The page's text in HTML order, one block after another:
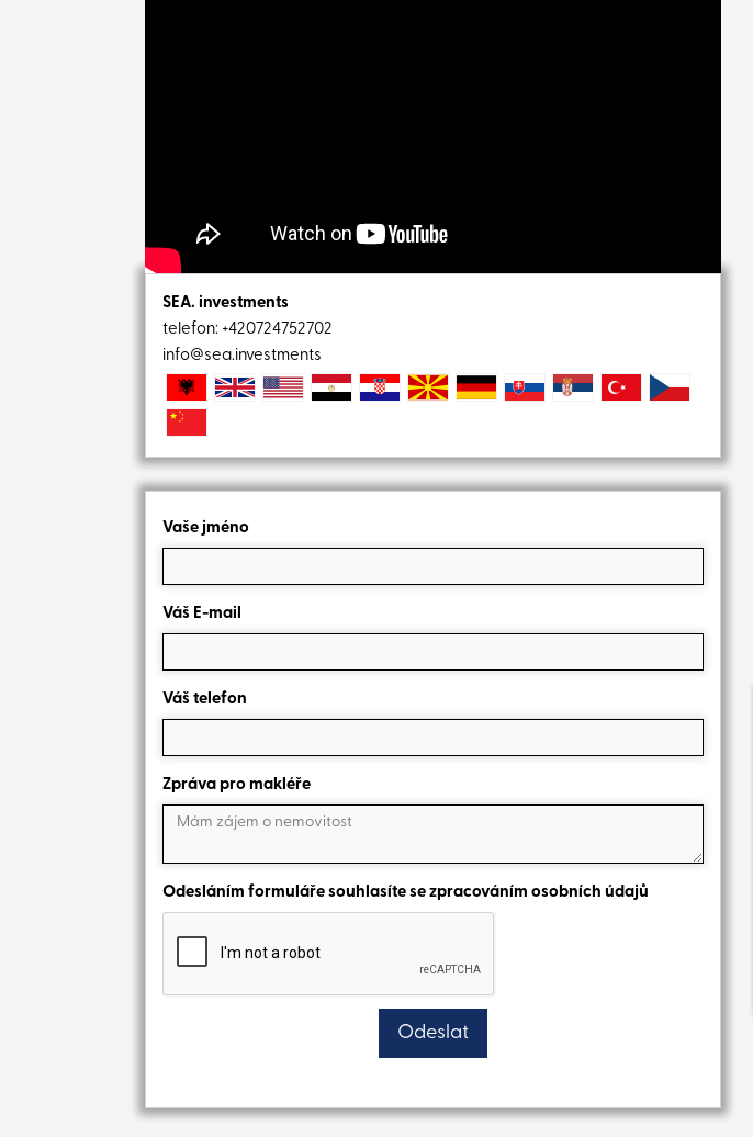
SEA. investments
telefon: +420724752702
info@sea.investments
Vaše jméno
Váš E-mail
Váš telefon
Zpráva pro makléře
Odesláním formuláře souhlasíte se zpracováním osobních údajů